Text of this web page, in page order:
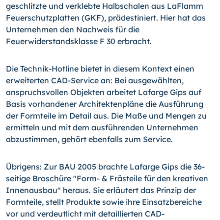
geschlitzte und verklebte Halbschalen aus LaFlamm
Feuerschutzplatten (GKF), prädestiniert. Hier hat das
Unternehmen den Nachweis für die
Feuerwiderstandsklasse F 30 erbracht.
Die Technik-Hotline bietet in diesem Kontext einen
erweiterten CAD-Service an: Bei ausgewählten,
anspruchsvollen Objekten arbeitet Lafarge Gips auf
Basis vorhandener Architektenpläne die Ausführung
der Formteile im Detail aus. Die Maße und Mengen zu
ermitteln und mit dem ausführenden Unternehmen
abzustimmen, gehört ebenfalls zum Service.
Übrigens: Zur BAU 2005 brachte Lafarge Gips die 36-
seitige Broschüre "Form- & Frästeile für den kreativen
Innenausbau" heraus. Sie erläutert das Prinzip der
Formteile, stellt Produkte sowie ihre Einsatzbereiche
vor und verdeutlicht mit detaillierten CAD-